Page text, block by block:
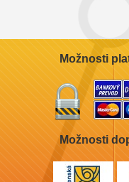
Možnosti
Možnosti